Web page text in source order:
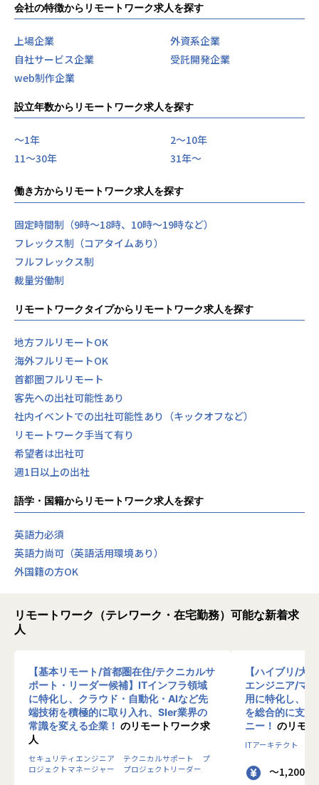
会社の特徴からリモートワーク求人を探す
上場企業
外資系企業
自社サービス企業
受託開発企業
web制作企業
設立年数からリモートワーク求人を探す
〜1年
2〜10年
11〜30年
31年〜
働き方からリモートワーク求人を探す
固定時間制（9時～18時、10時～19時など）
フレックス制（コアタイムあり）
フルフレックス制
裁量労働制
リモートワークタイプからリモートワーク求人を探す
地方フルリモートOK
海外フルリモートOK
首都圏フルリモート
客先への出社可能性あり
社内イベントでの出社可能性あり（キックオフなど）
リモートワーク手当て有り
希望者は出社可
週1日以上の出社
語学・国籍からリモートワーク求人を探す
英語力必須
英語力尚可（英語活用環境あり）
外国籍の方OK
リモートワーク（テレワーク・在宅勤務）可能な新着求
人
【基本リモート/首都圏在住/テクニカルサ
ポート・リーダー候補】ITインフラ領域
に特化し、クラウド・自動化・AIなど先
端技術を積極的に取り入れ、SIer業界の
常識を変える企業！ のリモートワーク求
人
セキュリティエンジニア テクニカルサポート
プ
ロジェクトマネージャー
プロジェクトリーダー
【ハイブリ/大
エンジニア/マ
用に特化し、
を総合的に支援
ニー！ のリモ
ITアーキテクト
～1,200